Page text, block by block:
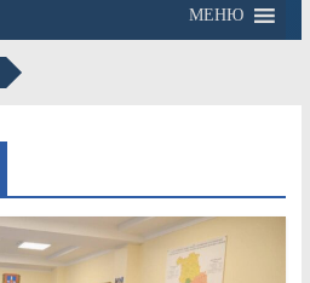
МЕНЮ